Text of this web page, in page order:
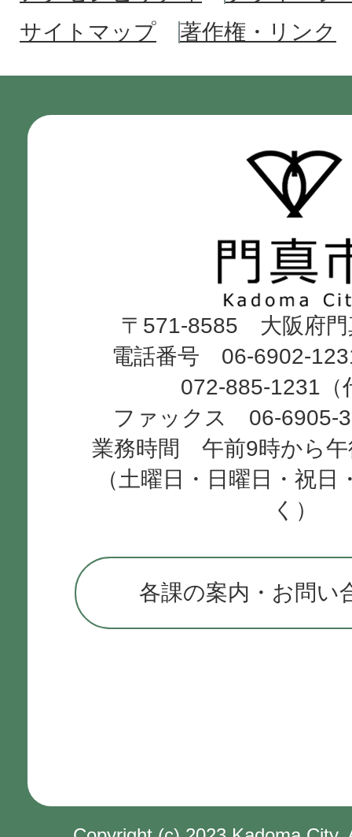
サイトマップ
著作権・リンク
市
Kadoma
City
〒571-8585 大阪府門
電話番号 06-6902-
072-885-1231（
ファックス 06-6905-
業務時間 午前9時から午
（土曜日・日曜日・祝日
く）
各課の案内・お問い